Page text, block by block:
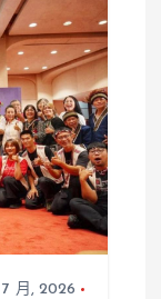
7 月, 2026